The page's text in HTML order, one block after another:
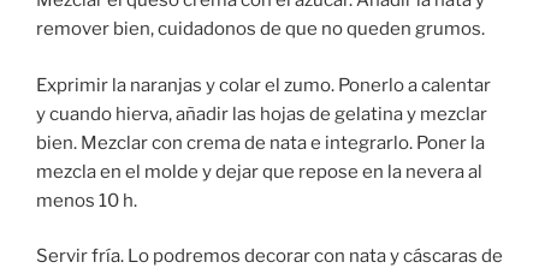
remover bien, cuidadonos de que no queden grumos.
Exprimir la naranjas y colar el zumo. Ponerlo a calentar
y cuando hierva, añadir las hojas de gelatina y mezclar
bien. Mezclar con crema de nata e integrarlo. Poner la
mezcla en el molde y dejar que repose en la nevera al
menos 10 h.
Servir fría. Lo podremos decorar con nata y cáscaras de